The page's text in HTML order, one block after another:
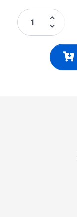
keyboard_arrow_up
keyboard_arrow_down